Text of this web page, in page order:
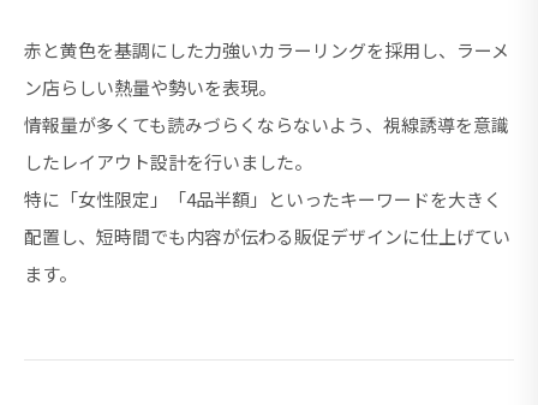
赤と黄色を基調にした力強いカラーリングを採用し、ラーメ
ン店らしい熱量や勢いを表現。
情報量が多くても読みづらくならないよう、視線誘導を意識
したレイアウト設計を行いました。
特に「女性限定」「4品半額」といったキーワードを大きく
配置し、短時間でも内容が伝わる販促デザインに仕上げてい
ます。